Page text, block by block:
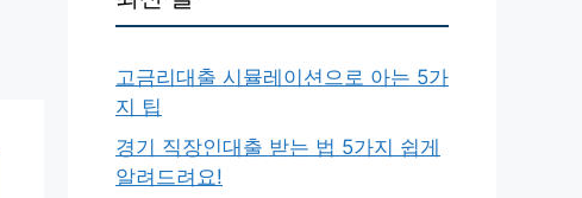
고금리대출 시뮬레이션으로 아는 5가
지 팁
경기 직장인대출 받는 법 5가지 쉽게
알려드려요!